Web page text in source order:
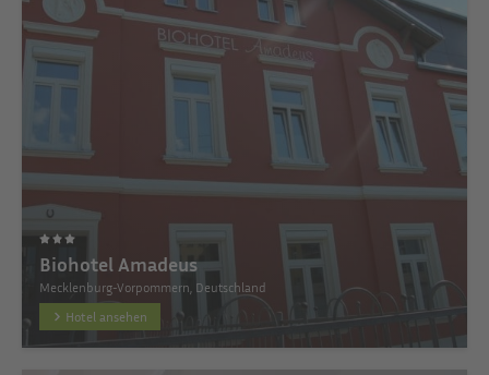
Biohotel Amadeus
Mecklenburg-Vorpommern, Deutschland
Hotel ansehen